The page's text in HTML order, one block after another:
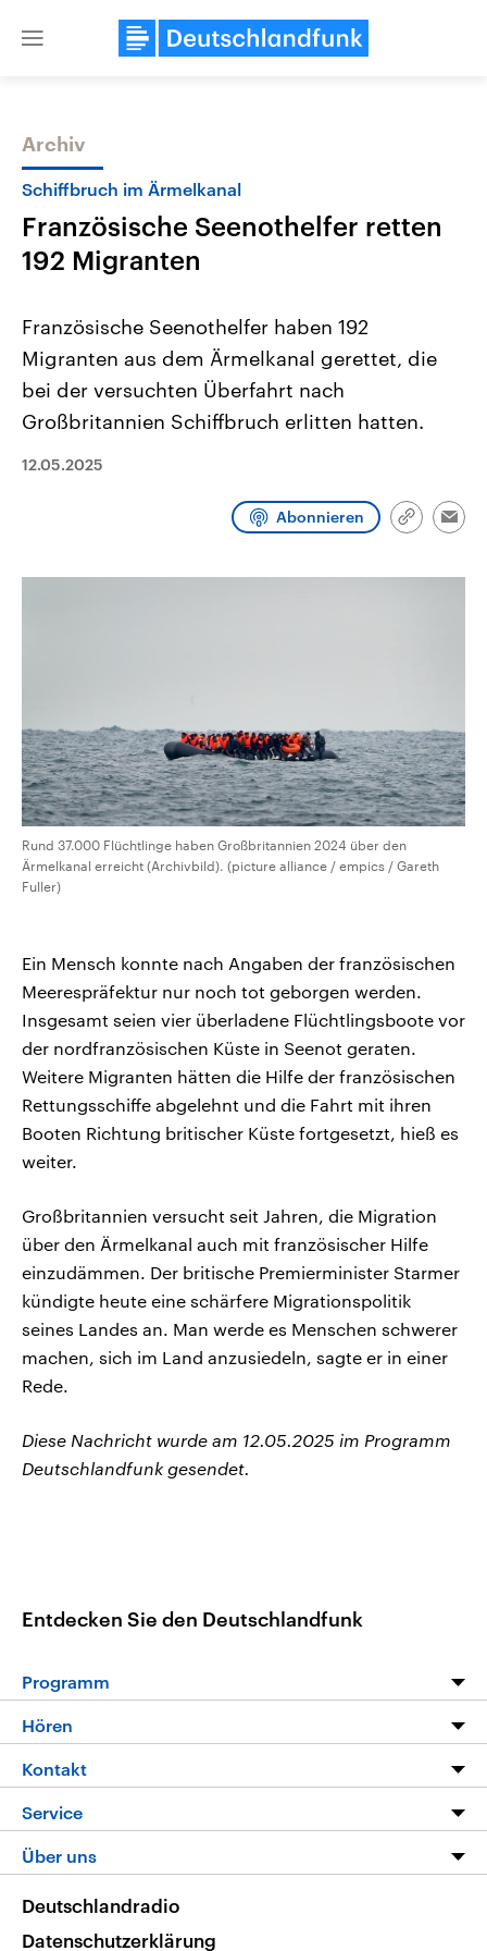
Close
Themen
Landtagswahl Sachsen-Anhalt
2026
Alle Informationen
Sachsen-Anhalt wählt am 6.
Landtag. Seit 2021 wird das
Wahlprogramme, aktuelle Berichte
Aktuelle Beiträge,
Hintergründe
Wirtschaftlich und
aktuelle Weltgeschehen.
Archiv
Schiffbruch im Ärmelkanal
Französische Seenothelfer retten
192 Migranten
Französische Seenothelfer haben 192
Migranten aus dem Ärmelkanal gerettet, die
bei der versuchten Überfahrt nach
Großbritannien Schiffbruch erlitten hatten.
12.05.2025
Abonnieren
Link
Rund 37.000 Flüchtlinge haben Großbritannien 2024 über den
Ärmelkanal erreicht (Archivbild). (picture alliance / empics / Gareth
Fuller)
Ein Mensch konnte nach Angaben der französischen
Meerespräfektur nur noch tot geborgen werden.
Insgesamt seien vier überladene Flüchtlingsboote vor
der nordfranzösischen Küste in Seenot geraten.
Weitere Migranten hätten die Hilfe der französischen
Rettungsschiffe abgelehnt und die Fahrt mit ihren
Booten Richtung britischer Küste fortgesetzt, hieß es
weiter.
Großbritannien versucht seit Jahren, die Migration
über den Ärmelkanal auch mit französischer Hilfe
einzudämmen. Der britische Premierminister Starmer
kündigte heute eine schärfere Migrationspolitik
seines Landes an. Man werde es Menschen schwerer
machen, sich im Land anzusiedeln, sagte er in einer
Rede.
Diese Nachricht wurde am 12.05.2025 im Programm
Deutschlandfunk gesendet.
Entdecken Sie den Deutschlandfunk
Programm
Programm
Die Nachrichten
Nachrichtenleicht
Neue Beiträge auf dlf.de
Hören
Livestream
Podcasts
Deutschlandfunk App
Nachrichten App
Frequenzen
Kontakt
Hörerservice
Service
FAQ
Veranstaltungen
Über uns
Deutschlandradio
Datenschutzerklärung